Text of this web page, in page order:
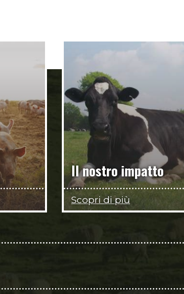
Il nostro impatto
Scopri di più